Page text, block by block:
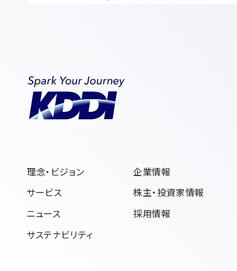
理念・ビジョン
サービス
ニュース
サステナビリティ
企業情報
株主・投資家情報
採用情報